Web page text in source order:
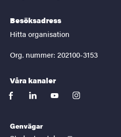
Besöksadress
Hitta organisation
Org. nummer: 202100-3153
Våra kanaler
facebooklinkedinyoutubeinstagram
Genvägar